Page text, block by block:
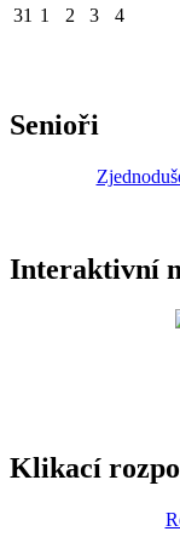
31 1 2 3 4
Senioři
Interaktivní
Klikací